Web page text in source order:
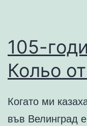
105-
Кольо
Когато ми
във Велинград